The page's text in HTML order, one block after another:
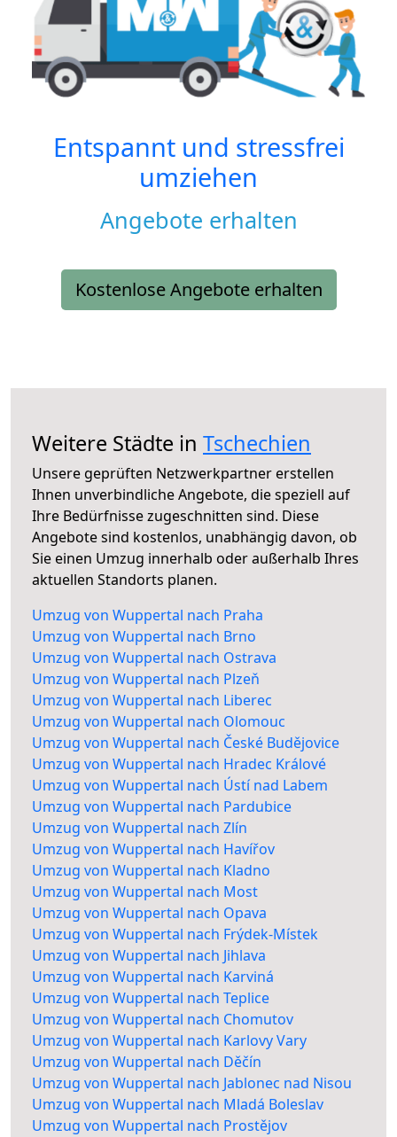
Entspannt und stressfrei
umziehen
Angebote erhalten
Kostenlose Angebote erhalten
Weitere Städte in Tschechien
Unsere geprüften Netzwerkpartner erstellen
Ihnen unverbindliche Angebote, die speziell auf
Ihre Bedürfnisse zugeschnitten sind. Diese
Angebote sind kostenlos, unabhängig davon, ob
Sie einen Umzug innerhalb oder außerhalb Ihres
aktuellen Standorts planen.
Umzug von Wuppertal nach Praha
Umzug von Wuppertal nach Brno
Umzug von Wuppertal nach Ostrava
Umzug von Wuppertal nach Plzeň
Umzug von Wuppertal nach Liberec
Umzug von Wuppertal nach Olomouc
Umzug von Wuppertal nach České Budějovice
Umzug von Wuppertal nach Hradec Králové
Umzug von Wuppertal nach Ústí nad Labem
Umzug von Wuppertal nach Pardubice
Umzug von Wuppertal nach Zlín
Umzug von Wuppertal nach Havířov
Umzug von Wuppertal nach Kladno
Umzug von Wuppertal nach Most
Umzug von Wuppertal nach Opava
Umzug von Wuppertal nach Frýdek-Místek
Umzug von Wuppertal nach Jihlava
Umzug von Wuppertal nach Karviná
Umzug von Wuppertal nach Teplice
Umzug von Wuppertal nach Chomutov
Umzug von Wuppertal nach Karlovy Vary
Umzug von Wuppertal nach Děčín
Umzug von Wuppertal nach Jablonec nad Nisou
Umzug von Wuppertal nach Mladá Boleslav
Umzug von Wuppertal nach Prostějov